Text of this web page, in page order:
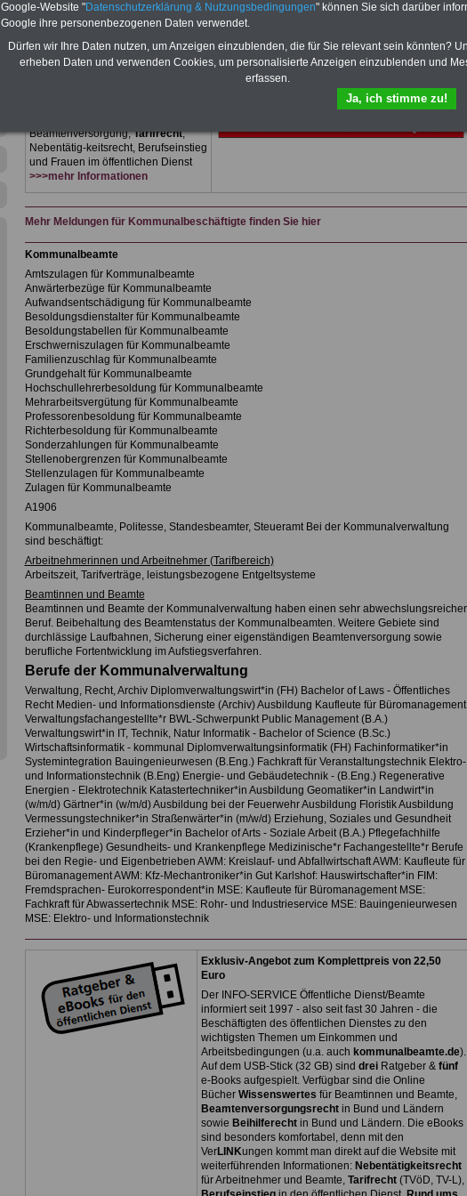
& eBooks für den Öffentlichen Dienst
oder Beamte zum Komplettpreis von
Beschäftigte der kommunalen
Verwaltunggeeignet. Sie können
Beamtenversorgung,Tarifrecht,
Nebentätig-keitsrecht, Berufseinstieg
und Frauen im öffentlichen Dienst
>>>mehr Informationen
Mehr Meldungen für Kommunalbeschäftigte finden Sie hier
Kommunalbeamte
Amtszulagen für Kommunalbeamte
Anwärterbezüge für Kommunalbeamte
Aufwandsentschädigung für Kommunalbeamte
Besoldungsdienstalter für Kommunalbeamte
Besoldungstabellen für Kommunalbeamte
Erschwerniszulagen für Kommunalbeamte
Familienzuschlag für Kommunalbeamte
Grundgehalt für Kommunalbeamte
Hochschullehrerbesoldung für Kommunalbeamte
Mehrarbeitsvergütung für Kommunalbeamte
Professorenbesoldung für Kommunalbeamte
Richterbesoldung für Kommunalbeamte
Sonderzahlungen für Kommunalbeamte
Stellenobergrenzen für Kommunalbeamte
Stellenzulagen für Kommunalbeamte
Zulagen für Kommunalbeamte
A1906
Kommunalbeamte, Politesse, Standesbeamter, Steueramt Bei der Kommunalverwaltung
sind beschäftigt:
Arbeitnehmerinnen und Arbeitnehmer (Tarifbereich)
Arbeitszeit, Tarifverträge, leistungsbezogene Entgeltsysteme
Beamtinnen und Beamte
Beamtinnen und Beamte der Kommunalverwaltung haben einen sehr
Beruf. Beibehaltung des Beamtenstatus der Kommunalbeamten. Weitere Gebiete sind
durchlässige Laufbahnen, Sicherung einer eigenständigen Beamtenversorgung sowie
berufliche Fortentwicklung im Aufstiegsverfahren.
Berufe der Kommunalverwaltung
Verwaltung, Recht, Archiv Diplomverwaltungswirt*in (FH) Bachelor of Laws - Öffentliches
Recht Medien- und Informationsdienste (Archiv) Ausbildung Kaufleute für Büromanagement
Verwaltungsfachangestellte*r BWL-Schwerpunkt Public Management (B.A.)
Verwaltungswirt*in IT, Technik, Natur Informatik - Bachelor of Science (B.Sc.)
Wirtschaftsinformatik - kommunal Diplomverwaltungsinformatik (FH) Fachinformatiker*in
Systemintegration Bauingenieurwesen (B.Eng.) Fachkraft für Veranstaltungstechnik Elektro-
und Informationstechnik (B.Eng) Energie- und Gebäudetechnik - (B.Eng.) Regenerative
Energien - Elektrotechnik Katastertechniker*in Ausbildung Geomatiker*in Landwirt*in
(w/m/d) Gärtner*in (w/m/d) Ausbildung bei der Feuerwehr Ausbildung Floristik Ausbildung
Vermessungstechniker*in Straßenwärter*in (m/w/d) Erziehung, Soziales und Gesundheit
Erzieher*in und Kinderpfleger*in Bachelor of Arts - Soziale Arbeit (B.A.) Pflegefachhilfe
(Krankenpflege) Gesundheits- und Krankenpflege Medizinische*r Fachangestellte*r Berufe
bei den Regie- und Eigenbetrieben AWM: Kreislauf- und Abfallwirtschaft AWM: Kaufleute für
Büromanagement AWM: Kfz-Mechantroniker*in Gut Karlshof: Hauswirtschafter*in FIM:
Fremdsprachen- Eurokorrespondent*in MSE: Kaufleute für Büromanagement MSE:
Fachkraft für Abwassertechnik MSE: Rohr- und Industrieservice MSE: Bauingenieurwesen
MSE: Elektro- und Informationstechnik
Exklusiv-Angebot zum Komplettpreis von 22,50
Euro
Der INFO-SERVICE Öffentliche Dienst/Beamte
informiert seit 1997 - also seit fast 30 Jahren - die
Beschäftigten des öffentlichen Dienstes zu den
wichtigsten Themen um Einkommen und
Arbeitsbedingungen (u.a. auch kommunalbeamte.de).
Auf dem USB-Stick (32 GB) sind drei Ratgeber & fünf
e-Books aufgespielt. Verfügbar sind die Online
Bücher Wissenswertes für Beamtinnen und Beamte,
Beamtenversorgungsrechtin Bund und Ländern
sowie Beihilferechtin Bund und Ländern. Die eBooks
sind besonders komfortabel, denn mit den
VerLINKungen kommt man direkt auf die Website mit
weiterführenden Informationen: Nebentätigkeitsrecht
für Arbeitnehmer und Beamte, Tarifrecht (TVöD, TV-L),
Google-Website "Datenschutzerklärung & Nutzungsbedingungen" können Sie sich darüber
Google ihre personenbezogenen Daten verwendet.
Dürfen wir Ihre Daten nutzen, um Anzeigen einzublenden, die für Sie relevant sein könnten?
erheben Daten und verwenden Cookies, um personalisierte Anzeigen einzublenden und
erfassen.
Ja, ich stimme zu!